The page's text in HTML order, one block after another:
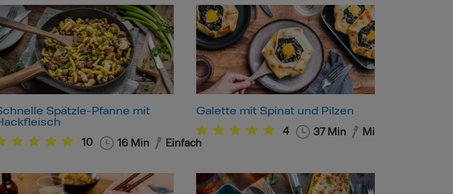
Spätzle-Pfanne mit
10 16 Min Einfach
Galette mit Spinat und Pilzen
4 37 Min Mittel